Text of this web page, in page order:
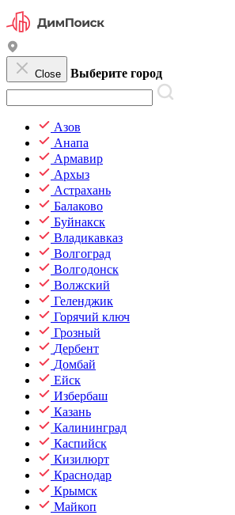
Close Выберите город
Азов
Анапа
Армавир
Архыз
Астрахань
Балаково
Буйнакск
Владикавказ
Волгоград
Волгодонск
Волжский
Геленджик
Горячий ключ
Грозный
Дербент
Домбай
Ейск
Избербаш
Казань
Калининград
Каспийск
Кизилюрт
Краснодар
Крымск
Майкоп